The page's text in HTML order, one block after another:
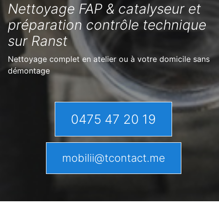
Nettoyage FAP & catalyseur et
préparation contrôle technique
sur Ranst
Nettoyage complet en atelier ou à votre domicile sans
démontage
0475 47 20 19
mobilii@tcontact.me